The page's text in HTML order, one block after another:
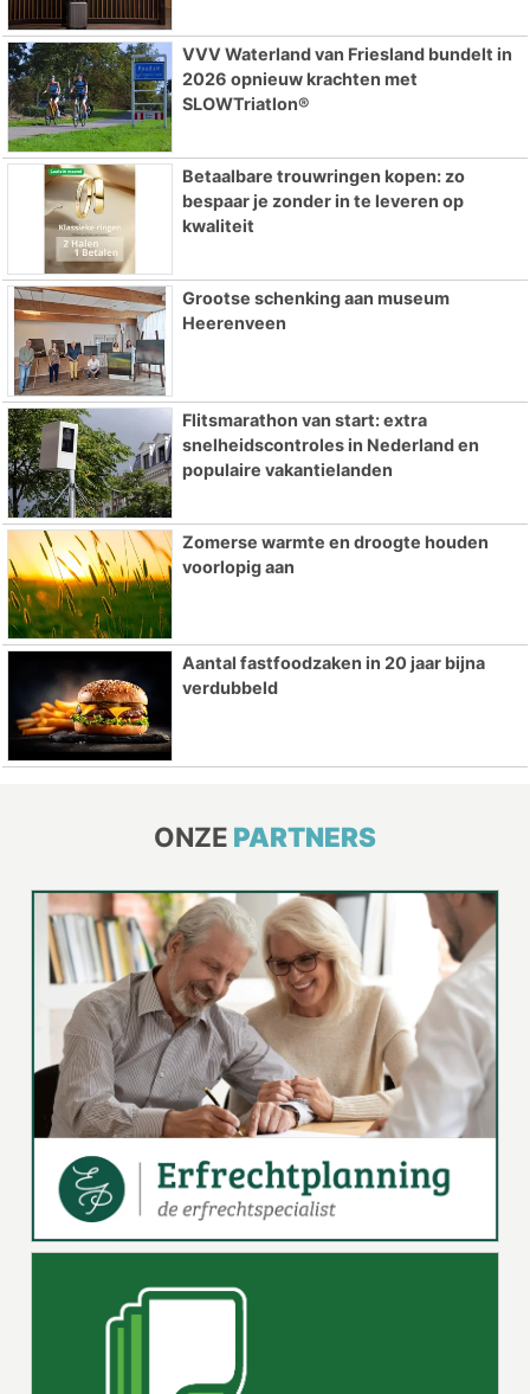
VVV Waterland van Friesland bundelt in
2026 opnieuw krachten met
SLOWTriatlon®
Betaalbare trouwringen kopen: zo
bespaar je zonder in te leveren op
kwaliteit
Grootse schenking aan museum
Heerenveen
Flitsmarathon van start: extra
snelheidscontroles in Nederland en
populaire vakantielanden
Zomerse warmte en droogte houden
voorlopig aan
Aantal fastfoodzaken in 20 jaar bijna
verdubbeld
ONZE PARTNERS